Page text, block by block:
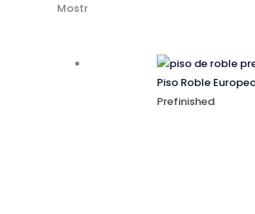
Mostrando el único resultado
Piso Roble
Prefinished